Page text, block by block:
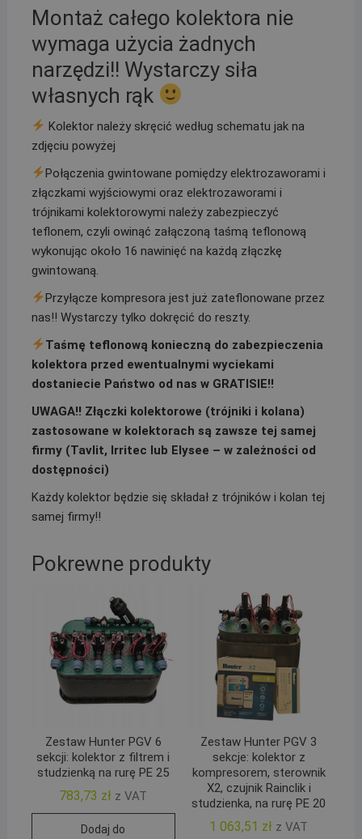
Montaż całego kolektora nie
wymaga użycia żadnych
narzędzi!! Wystarczy siła
własnych rąk
Kolektor należy skręcić według schematu jak na
zdjęciu powyżej
Połączenia gwintowane pomiędzy elektrozaworami i
złączkami wyjściowymi oraz elektrozaworami i
trójnikami kolektorowymi należy zabezpieczyć
teflonem, czyli owinąć załączoną taśmą teflonową
wykonując około 16 nawinięć na każdą złączkę
gwintowaną.
Przyłącze kompresora jest już zateflonowane przez
nas!! Wystarczy tylko dokręcić do reszty.
Taśmę teflonową konieczną do zabezpieczenia
kolektora przed ewentualnymi wyciekami
dostaniecie Państwo od nas w GRATISIE!!
UWAGA!! Złączki kolektorowe (trójniki i kolana)
zastosowane w kolektorach są zawsze tej samej
firmy (Tavlit, Irritec lub Elysee – w zależności od
dostępności)
Każdy kolektor będzie się składał z trójników i kolan tej
samej firmy!!
Pokrewne produkty
Zestaw Hunter PGV 6
sekcji: kolektor z filtrem i
studzienką na rurę PE 25
783,73 zł z VAT
Dodaj do
Zestaw Hunter PGV 3
sekcje: kolektor z
kompresorem, sterownik
X2, czujnik Rainclik i
studzienka, na rurę PE 20
1 063,51 zł z VAT